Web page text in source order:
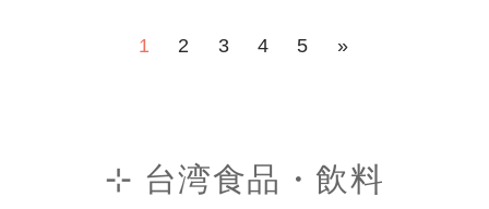
1 2 3 4 5 »
⊹ 台湾食品・飲料